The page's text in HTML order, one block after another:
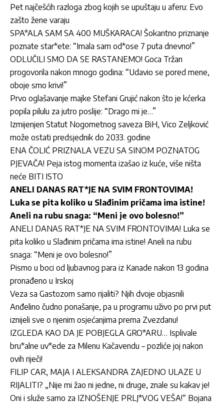
Pet najčešćih razloga zbog kojih se upuštaju u aferu: Evo
zašto žene varaju
SPA*ALA SAM SA 400 MUŠKARACA! Šokantno priznanje
poznate star*ete: “Imala sam od*ose 7 puta dnevno!”
ODLUČILI SMO DA SE RASTANEMO! Goca Tržan
progovorila nakon mnogo godina: “Udavio se pored mene,
oboje smo krivi!”
Prvo oglašavanje majke Stefani Grujić nakon što je kćerka
popila pilulu za jutro poslije: “Drago mi je…”
Izmijenjen Statut Nogometnog saveza BiH, Vico Zeljković
može ostati predsjednik do 2033. godine
ENA ČOLIĆ PRIZNALA VEZU SA SINOM POZNATOG
PJEVAČA! Peja istog momenta izašao iz kuće, više ništa
neće BITI ISTO
ANELI DANAS RAT*JE NA SVIM FRONTOVIMA!
Luka se pita koliko u Slađinim pričama ima istine!
Aneli na rubu snaga: “Meni je ovo bolesno!”
ANELI DANAS RAT*JE NA SVIM FRONTOVIMA! Luka se
pita koliko u Slađinim pričama ima istine! Aneli na rubu
snaga: “Meni je ovo bolesno!”
Pismo u boci od ljubavnog para iz Kanade nakon 13 godina
pronađeno u Irskoj
Veza sa Gastozom samo rijaliti? Njih dvoje objasnili
Anđelino čudno ponašanje, pa u programu uživo po prvi put
iznijeli sve o njenim osjećanjima prema Zvezdanu!
IZGLEDA KAO DA JE POBJEGLA GRO*ARU… Isplivale
bru*alne uv*ede za Milenu Kačavendu – pozliće joj nakon
ovih riječi!
FILIP CAR, MAJA I ALEKSANDRA ZAJEDNO ULAZE U
RIJALITI? „Nije mi žao ni jedne, ni druge, znale su kakav je!
Oni i služe samo za IZNOŠENJE PRLJ*VOG VEŠA!“ Bojana